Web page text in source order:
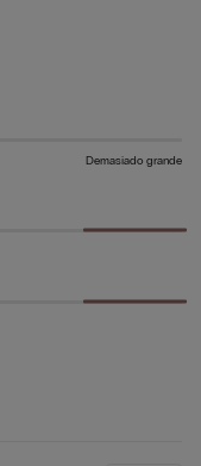
Demasiado grande